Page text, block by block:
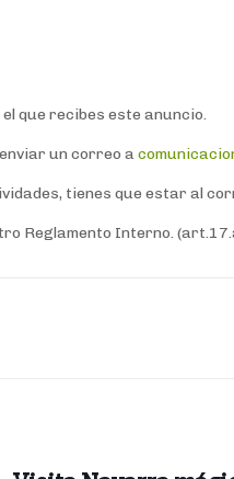
que recibes este anuncio.
un correo a
tienes que estar al
Reglamento Interno.